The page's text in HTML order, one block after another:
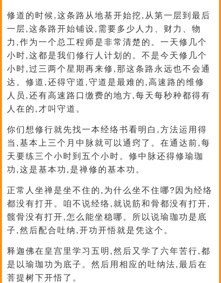
修道的时候,这条路从地基开始挖,从第一层到最后
一层,这条路开始铺设,需要多少人力、财力、物
力,作为一个总工程师是非常清楚的。一天修几个
小时,这都是我们修行人计划的。不是今天修几个
小时,过三两个星期再来修,那这条路永远也不会通
达。修道,还得守道,守道是最难的,高速路的维修
人员,还有高速路口缴费的地方,每天每秒种都得有
人在的,才叫守道。
你们想修行就先找一本经络书看明白,方法运用得
当,基本上三个月中脉就可以通窍了。在通达前,每
天要练三个小时到五个小时。修中脉还得修瑜珈
功,这是基本功,是禅修的基本功。
正常人坐禅是坐不住的,为什么坐不住哪?因为经络
都没有打开。咱不说经络,就说筋和骨都没有打开,
髋骨没有打开,怎么能坐稳哪。所以说瑜珈功是底
子,然后配合吐纳,开功开悟就是凭这个。
释迦佛在皇宫里学习五明,然后又学了六年苦行,都
是以瑜珈功为底子。然后用相应的吐纳法,最后在
菩提树下开悟了。